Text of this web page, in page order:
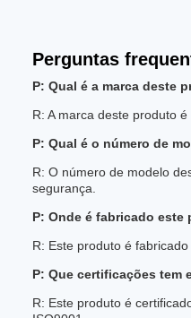
Perguntas
P: Qual é a marca deste
R: A marca deste produto
P: Qual é o número de
R: O número de modelo
segurança.
P: Onde é fabricado este
R: Este produto é fabricado
P: Que certificações tem
R: Este produto é